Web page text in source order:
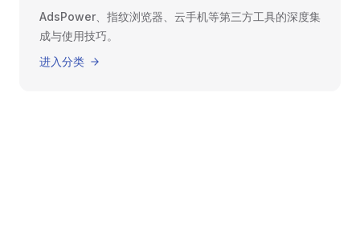
AdsPower、指纹浏览器、云手机等第三方工具的深度集
成与使用技巧。
进入分类